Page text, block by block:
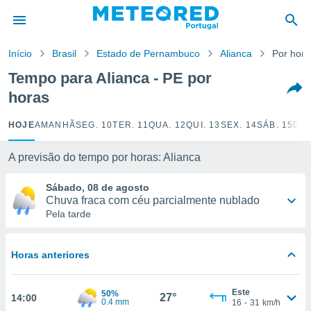
da
foi
para
fornecidas
a este
e
digital
ou
Início Brasil Estado de Pernambuco Alianca Por
Tempo para Alianca - PE por
horas
HOJEAMANHÃSEG. 10TER. 11QUA. 12QUI. 13 SEX. 14SÁB. 15
A previsão do tempo por horas: Alianca
Sábado, 08 de agosto
Chuva fraca com céu parcialmente nublado
Pela tarde
Horas anteriores
14:00
50%
0.4 mm
27°
Este
16 - 31 km/h